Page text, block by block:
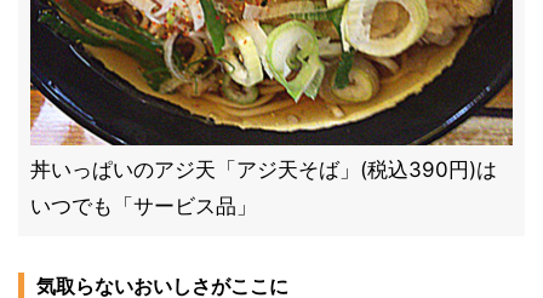
丼いっぱいのアジ天「アジ天そば」(税込390円)は
いつでも「サービス品」
気取らないおいしさがここに